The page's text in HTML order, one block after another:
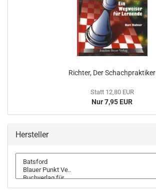
Richter, Der Schachpraktiker
Statt 12,80 EUR
Nur 7,95 EUR
Hersteller